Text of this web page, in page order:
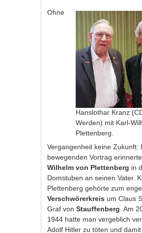
Hanslothar Kranz
Werden) mit Karl-
Plettenberg.
Ohne
Vergangenheit keine Zukunft:
bewegenden Vortrag erinnerte
Wilhelm von Plettenberg in
Domstuben an seinen Vater.
Plettenberg gehörte zum
Verschwörerkreis um Claus
Graf vonStauffenberg. Am
1944 hatte man vergeblich
Adolf Hitler zu töten und